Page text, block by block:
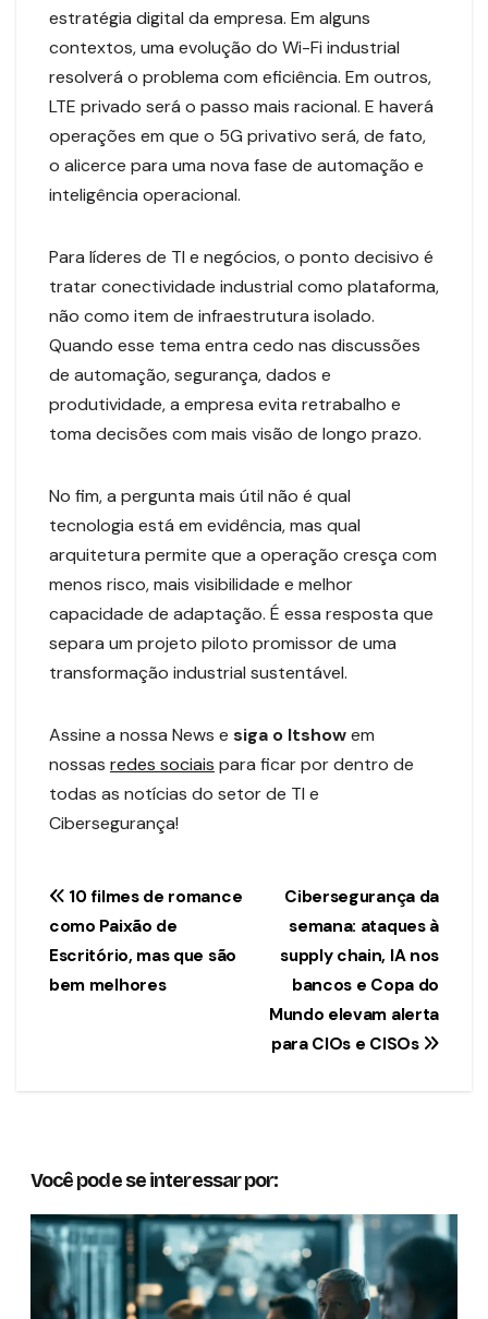
estratégia digital da empresa. Em alguns
contextos, uma evolução do Wi-Fi industrial
resolverá o problema com eficiência. Em outros,
LTE privado será o passo mais racional. E haverá
operações em que o 5G privativo será, de fato,
o alicerce para uma nova fase de automação e
inteligência operacional.
Para líderes de TI e negócios, o ponto decisivo é
tratar conectividade industrial como plataforma,
não como item de infraestrutura isolado.
Quando esse tema entra cedo nas discussões
de automação, segurança, dados e
produtividade, a empresa evita retrabalho e
toma decisões com mais visão de longo prazo.
No fim, a pergunta mais útil não é qual
tecnologia está em evidência, mas qual
arquitetura permite que a operação cresça com
menos risco, mais visibilidade e melhor
capacidade de adaptação. É essa resposta que
separa um projeto piloto promissor de uma
transformação industrial sustentável.
Assine a nossa News e siga o Itshowem
nossas redes sociais para ficar por dentro de
todas as notícias do setor de TI e
Cibersegurança!
Navegação
de
Post
Cibersegurança da
semana: ataques à
supply chain, IA nos
bancos e Copa do
Mundo elevam alerta
para CIOs e CISOs
10 filmes de romance
como Paixão de
Escritório, mas que são
bem melhores
Você pode se interessar por: